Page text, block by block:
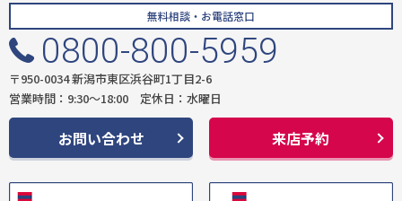
無料相談・お電話窓口
0800-800-5959
〒950-0034 新潟市東区浜谷町1丁目2-6
営業時間：9:30〜18:00 定休日：水曜日
お問い合わせ 来店予約